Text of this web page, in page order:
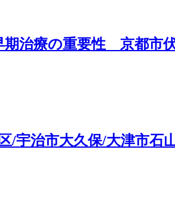
治療の重要性 京都市
/宇治市大久保/大津市石